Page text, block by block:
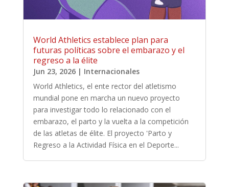
World Athletics establece plan para
futuras políticas sobre el embarazo y el
regreso a la élite
Jun 23, 2026| Internacionales
World Athletics, el ente rector del atletismo
mundial pone en marcha un nuevo proyecto
para investigar todo lo relacionado con el
embarazo, el parto y la vuelta a la competición
de las atletas de élite. El proyecto 'Parto y
Regreso a la Actividad Física en el Deporte...